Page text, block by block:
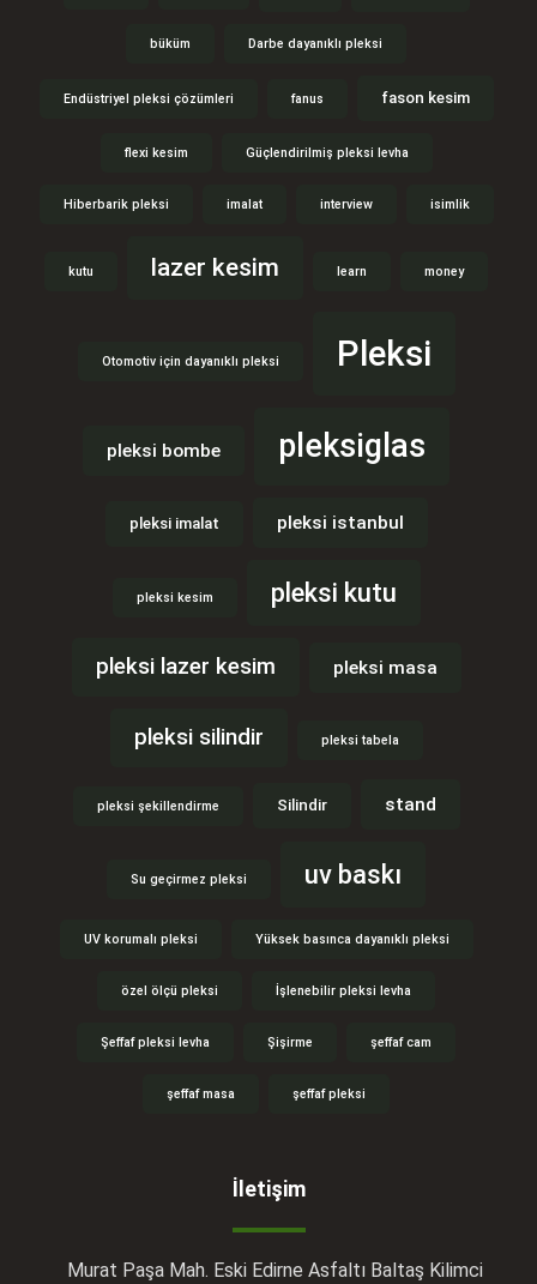
büküm Darbe dayanıklı pleksi
Endüstriyel pleksi çözümleri fanus fason kesim
flexi kesim Güçlendirilmiş pleksi levha
Hiberbarik pleksi imalat interview isimlik
kutu lazer kesim learn money
Otomotiv için dayanıklı pleksi Pleksi
pleksi bombe pleksiglas
pleksi imalat pleksi istanbul
pleksi kesim pleksi kutu
pleksi lazer kesim pleksi masa
pleksi silindir pleksi tabela
pleksi şekillendirme Silindir stand
Su geçirmez pleksi uv baskı
UV korumalı pleksi Yüksek basınca dayanıklı pleksi
özel ölçü pleksi İşlenebilir pleksi levha
Şeffaf pleksi levha Şişirme şeffaf cam
şeffaf masa şeffaf pleksi
İletişim
Murat Paşa Mah. Eski Edirne Asfaltı Baltaş Kilimci